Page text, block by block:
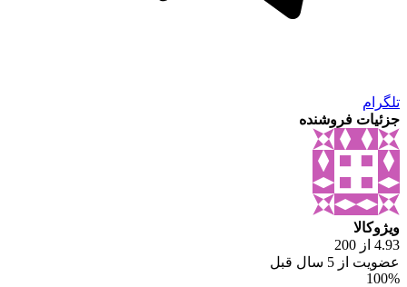
تلگرام
جزئیات فروشنده
ویژوکالا
4.93 از 200
عضویت از 5 سال قبل
100%